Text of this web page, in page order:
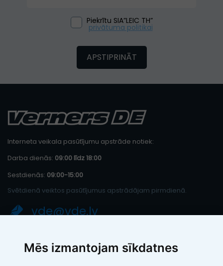
Mēs izmantojam sīkdatnes
Piekrītu SIA”LEIC TH”
privātuma politikai
APSTIPRINĀT
Interneta veikala pasūtījumu apstrāde notiek:
Darba dienās: 09:00 līdz 18:00
Sestdienās: 09:00-15:00
Svētdienā veiktos pasūtījumus apstrādājam pirmdienā.
vde@vde.lv
SIA "LEIC TH"
Reģ. Nr.: 40103394280